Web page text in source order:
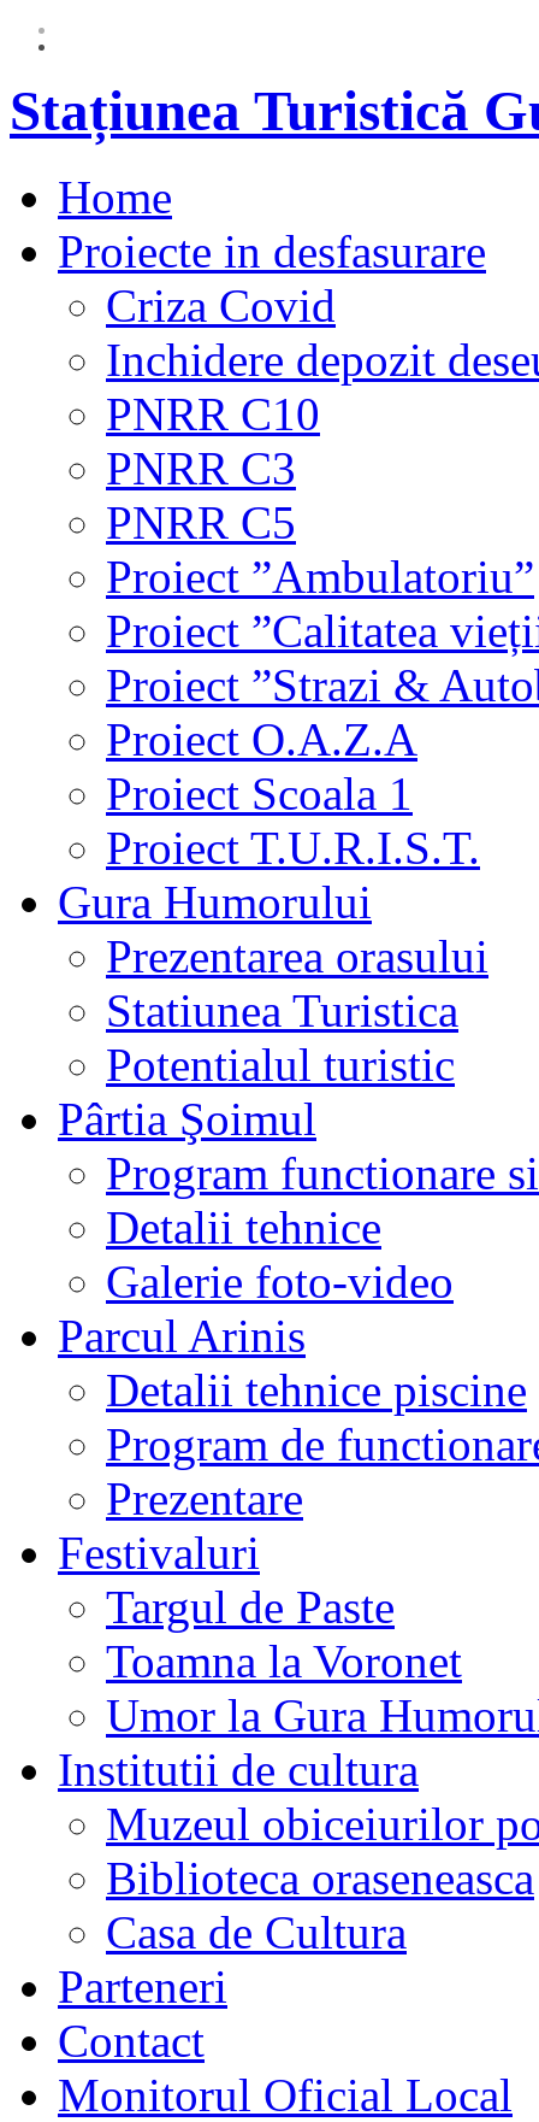
Stațiunea Turistică
Home
Proiecte in desfasurare
Criza Covid
Inchidere depozit
PNRR C10
PNRR C3
PNRR C5
Proiect ”Ambulatoriu”
Proiect ”Calitatea
Proiect ”Strazi &
Proiect O.A.Z.A
Proiect Scoala 1
Proiect T.U.R.I.S.T.
Gura Humorului
Prezentarea orasului
Statiunea Turistica
Potentialul turistic
Pârtia Şoimul
Program functionare
Detalii tehnice
Galerie foto-video
Parcul Arinis
Detalii tehnice piscine
Program de
Prezentare
Festivaluri
Targul de Paste
Toamna la Voronet
Umor la Gura
Institutii de cultura
Muzeul obiceiurilor
Biblioteca oraseneasca
Casa de Cultura
Parteneri
Contact
Monitorul Oficial Local